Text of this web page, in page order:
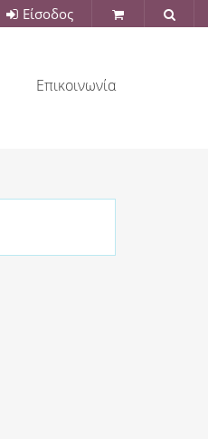
Είσοδος
Επικοινωνία